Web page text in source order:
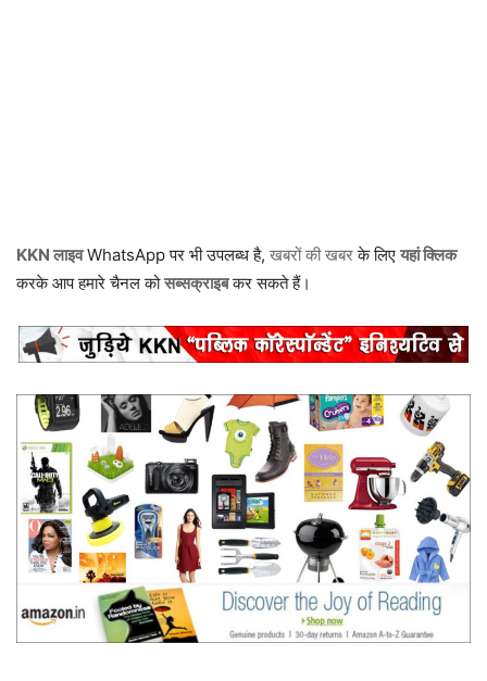
KKN लाइवWhatsApp पर भी उपलब्ध है, खबरों की खबरके लिए यहां क्लिक
करके आप हमारे चैनल कोसब्सक्राइबकर सकते हैं।